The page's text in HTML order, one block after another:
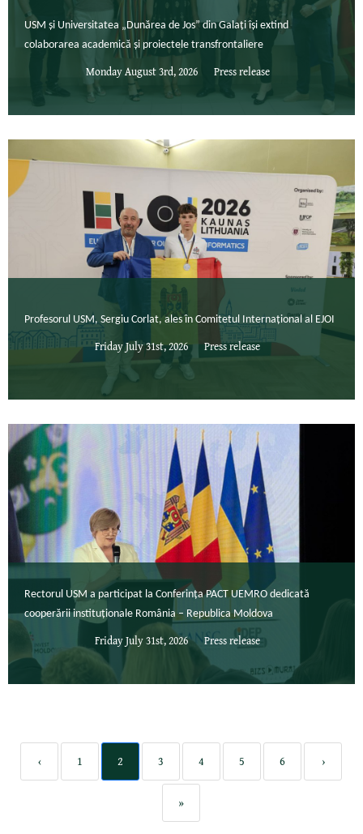
USM și Universitatea „Dunărea de Jos” din Galați își extind
colaborarea academică și proiectele transfrontaliere
Monday August 3rd, 2026 Press release
Profesorul USM, Sergiu Corlat, ales în Comitetul Internațional al EJOI
Friday July 31st, 2026 Press release
Rectorul USM a participat la Conferința PACT UEMRO dedicată
cooperării instituționale România – Republica Moldova
Friday July 31st, 2026 Press release
‹ 1 2 3 4 5 6 ›
»